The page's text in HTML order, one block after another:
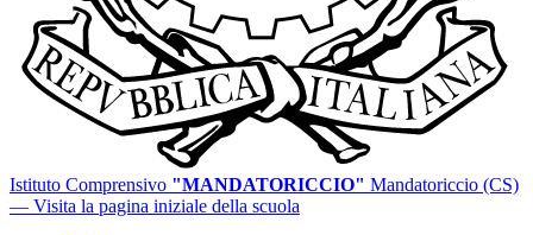
Istituto Comprensivo "MANDATORICCIO" Mandatoriccio (CS)
— Visita la pagina iniziale della scuola